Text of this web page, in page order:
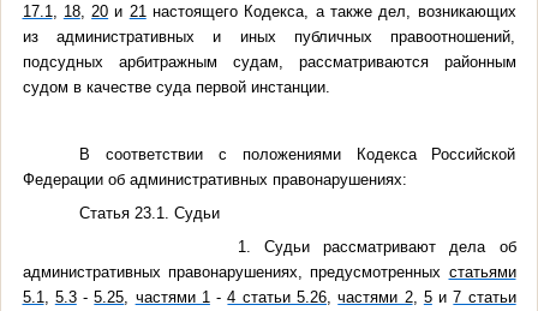
17.1
18, 20 и 21 настоящего Кодекса, а также дел, возникающих
из административных и иных публичных правоотношений,
подсудных арбитражным судам, рассматриваются районным
судом в качестве суда первой инстанции.
В соответствии с положениями Кодекса Российской
Федерации об административных правонарушениях:
Статья 23.1. Судьи
1. Судьи рассматривают дела об
административных правонарушениях, предусмотренных статьями
5.1
5.3-5.25 частями 1 -4 статьи 5.26,частями 2, 5и7 статьи